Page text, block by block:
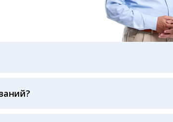
соблюдением международных